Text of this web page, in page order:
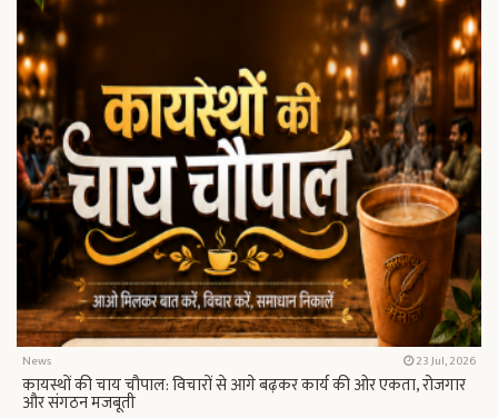
News 23 Jul, 2026
कायस्थों की चाय चौपाल: विचारों से आगे बढ़कर कार्य की ओर एकता, रोजगार
और संगठन मजबूती